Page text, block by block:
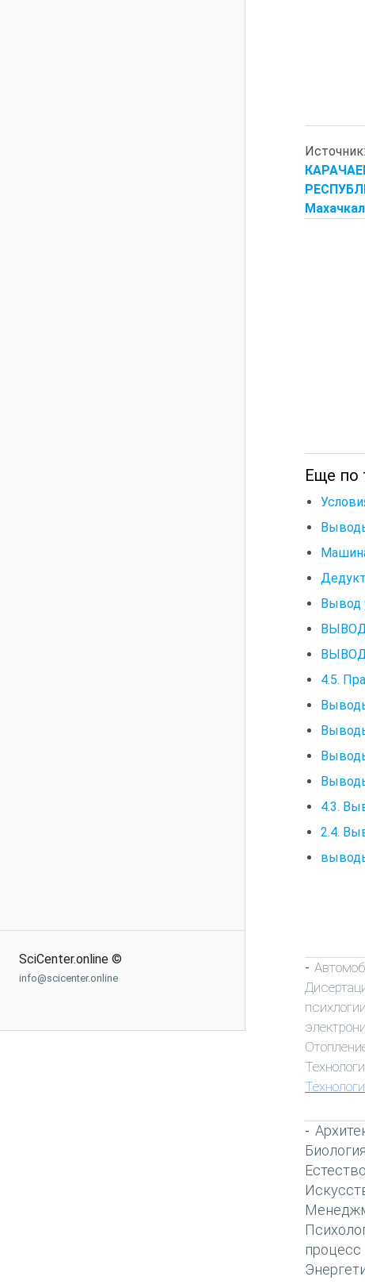
SciCenter.online ©
info@scicenter.online
Еще
Вывод
4.5.
4.3.
2.4.
-
психлогии
-
Биология
процесс